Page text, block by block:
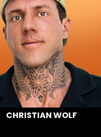
CHRISTIAN WOLF